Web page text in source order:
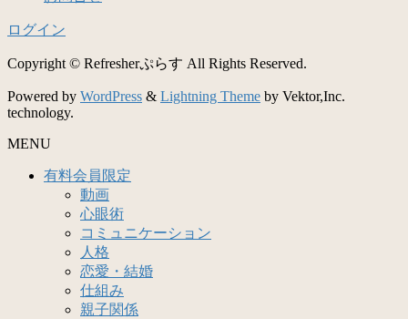
ログイン
Copyright © Refresherぷらす All Rights Reserved.
Powered by WordPress & Lightning Theme by Vektor,Inc.
technology.
MENU
有料会員限定
動画
心眼術
コミュニケーション
人格
恋愛・結婚
仕組み
親子関係